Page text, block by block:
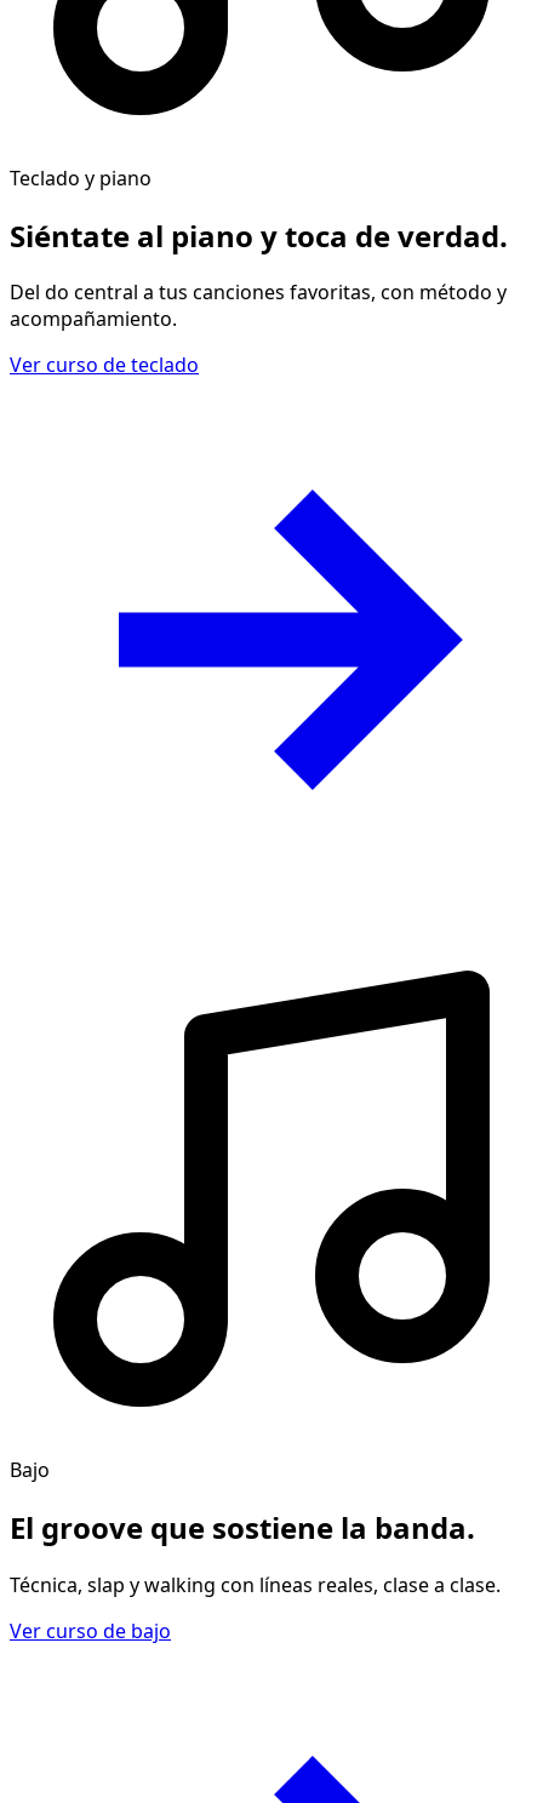
Teclado y piano
Siéntate al piano ytoca de verdad.
Del do central a tus canciones favoritas, con método y
acompañamiento.
Ver curso de teclado
Bajo
El groove que sostiene la banda.
Técnica, slap y walking con líneas reales, clase a clase.
Ver curso de bajo